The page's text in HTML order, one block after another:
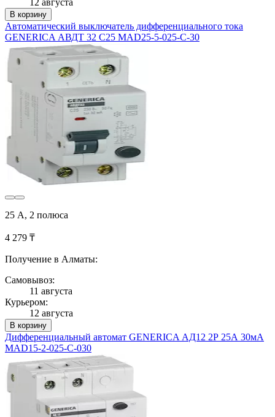
В корзину
Автоматический выключатель дифференциального тока
GENERICA АВДТ 32 C25 MAD25-5-025-C-30
25 А, 2 полюса
4 279 ₸
Получение в Алматы:
Самовывоз:
11 августа
Курьером:
12 августа
В корзину
Дифференциальный автомат GENERICA АД12 2Р 25А 30мА
MAD15-2-025-C-030